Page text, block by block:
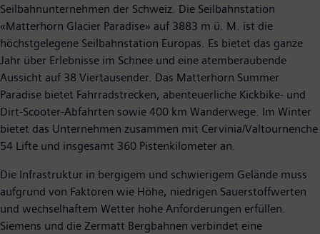
Seilbahnunternehmen der Schweiz. Die Seilbahnstation
«Matterhorn Glacier Paradise» auf 3883 m ü. M. ist die
höchstgelegene Seilbahnstation Europas. Es bietet das ganze
Jahr über Erlebnisse im Schnee und eine atemberaubende
Aussicht auf 38 Viertausender. Das Matterhorn Summer
Paradise bietet Fahrradstrecken, abenteuerliche Kickbike- und
Dirt-Scooter-Abfahrten sowie 400 km Wanderwege. Im Winter
bietet das Unternehmen zusammen mit Cervinia/Valtournenche
54 Lifte und insgesamt 360 Pistenkilometer an.
Die Infrastruktur in bergigem und schwierigem Gelände muss
aufgrund von Faktoren wie Höhe, niedrigen Sauerstoffwerten
und wechselhaftem Wetter hohe Anforderungen erfüllen.
Siemens und die Zermatt Bergbahnen verbindet eine